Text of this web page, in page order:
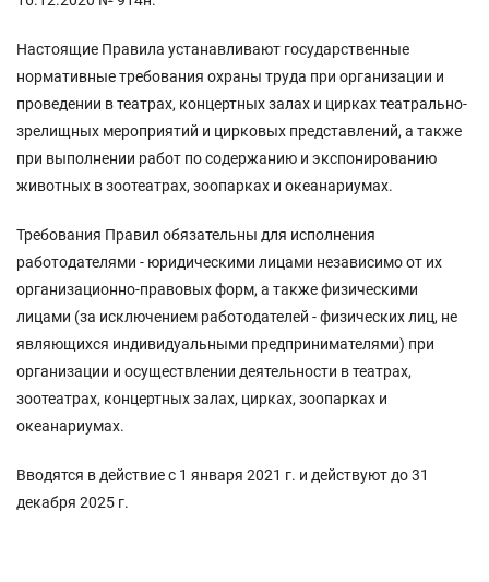
Настоящие Правила устанавливают государственные
нормативные требования охраны труда при организации и
проведении в театрах, концертных залах и цирках театрально-
зрелищных мероприятий и цирковых представлений, а также
при выполнении работ по содержанию и экспонированию
животных в зоотеатрах, зоопарках и океанариумах.
Требования Правил обязательны для исполнения
работодателями - юридическими лицами независимо от их
организационно-правовых форм, а также физическими
лицами (за исключением работодателей - физических лиц, не
являющихся индивидуальными предпринимателями) при
организации и осуществлении деятельности в театрах,
зоотеатрах, концертных залах, цирках, зоопарках и
океанариумах.
Вводятся в действие с 1 января 2021 г. и действуют до 31
декабря 2025 г.